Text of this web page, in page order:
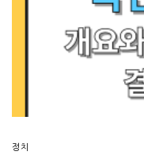
정치